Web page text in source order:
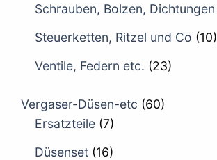
Schrauben, Bolzen, Dichtungen
Steuerketten, Ritzel und Co (10)
Ventile, Federn etc. (23)
Vergaser-Düsen-etc (60)
Ersatzteile (7)
Düsenset (16)